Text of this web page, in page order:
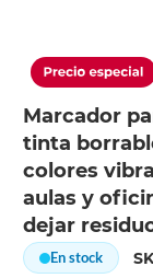
Marcador
tinta
colores
aulas y
dejar
En stock